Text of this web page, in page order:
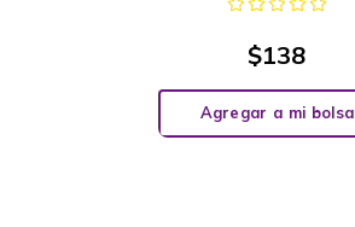
$138
Agregar a mi bolsa